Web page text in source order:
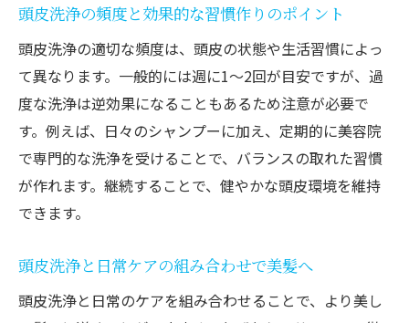
頭皮洗浄の頻度と効果的な習慣作りのポイント
頭皮洗浄の適切な頻度は、頭皮の状態や生活習慣によっ
て異なります。一般的には週に1～2回が目安ですが、過
度な洗浄は逆効果になることもあるため注意が必要で
す。例えば、日々のシャンプーに加え、定期的に美容院
で専門的な洗浄を受けることで、バランスの取れた習慣
が作れます。継続することで、健やかな頭皮環境を維持
できます。
頭皮洗浄と日常ケアの組み合わせで美髪へ
頭皮洗浄と日常のケアを組み合わせることで、より美し